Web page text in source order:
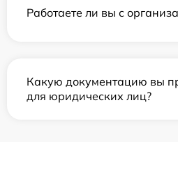
Работаете ли вы с
Какую документацию вы
для юридических лиц?